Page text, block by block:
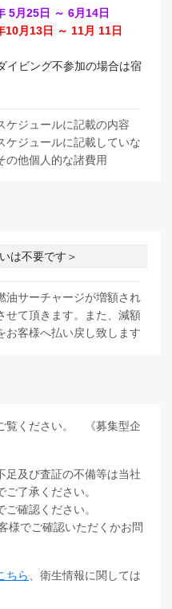
5月25日 ～ 6月14日
10月13日 ～ 11月 11日
イビング不参加の場合は宿
ジュールに記載の内容
ケジュールに記載していな
の他個人的な諸費用
は不要です＞
サーチャージが増額され
せて頂きます。また、減額
お客様へ払い戻し致します
覧ください。 《募集型企
足及び査証の不備等は当社
了承ください。
ご確認ください。
様でご確認いただくかお問
ちら
、衛生情報に関しては